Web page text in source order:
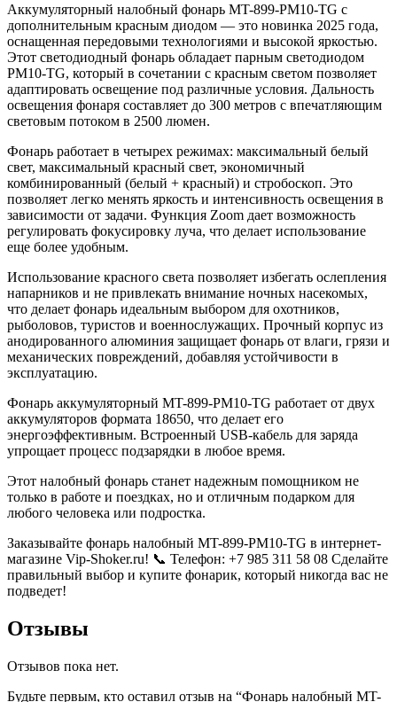
Аккумуляторный налобный фонарь MT-899-PM10-TG с
дополнительным красным диодом — это новинка 2025 года,
оснащенная передовыми технологиями и высокой яркостью.
Этот светодиодный фонарь обладает парным светодиодом
PM10-TG, который в сочетании с красным светом позволяет
адаптировать освещение под различные условия. Дальность
освещения фонаря составляет до 300 метров с впечатляющим
световым потоком в 2500 люмен.
Фонарь работает в четырех режимах: максимальный белый
свет, максимальный красный свет, экономичный
комбинированный (белый + красный) и стробоскоп. Это
позволяет легко менять яркость и интенсивность освещения в
зависимости от задачи. Функция Zoom дает возможность
регулировать фокусировку луча, что делает использование
еще более удобным.
Использование красного света позволяет избегать ослепления
напарников и не привлекать внимание ночных насекомых,
что делает фонарь идеальным выбором для охотников,
рыболовов, туристов и военнослужащих. Прочный корпус из
анодированного алюминия защищает фонарь от влаги, грязи и
механических повреждений, добавляя устойчивости в
эксплуатацию.
Фонарь аккумуляторный MT-899-PM10-TG работает от двух
аккумуляторов формата 18650, что делает его
энергоэффективным. Встроенный USB-кабель для заряда
упрощает процесс подзарядки в любое время.
Этот налобный фонарь станет надежным помощником не
только в работе и поездках, но и отличным подарком для
любого человека или подростка.
Заказывайте фонарь налобный MT-899-PM10-TG в интернет-
магазине Vip-Shoker.ru! 📞 Телефон: +7 985 311 58 08 Сделайте
правильный выбор и купите фонарик, который никогда вас не
подведет!
Отзывы
Отзывов пока нет.
Будьте первым, кто оставил отзыв на “Фонарь налобный MT-